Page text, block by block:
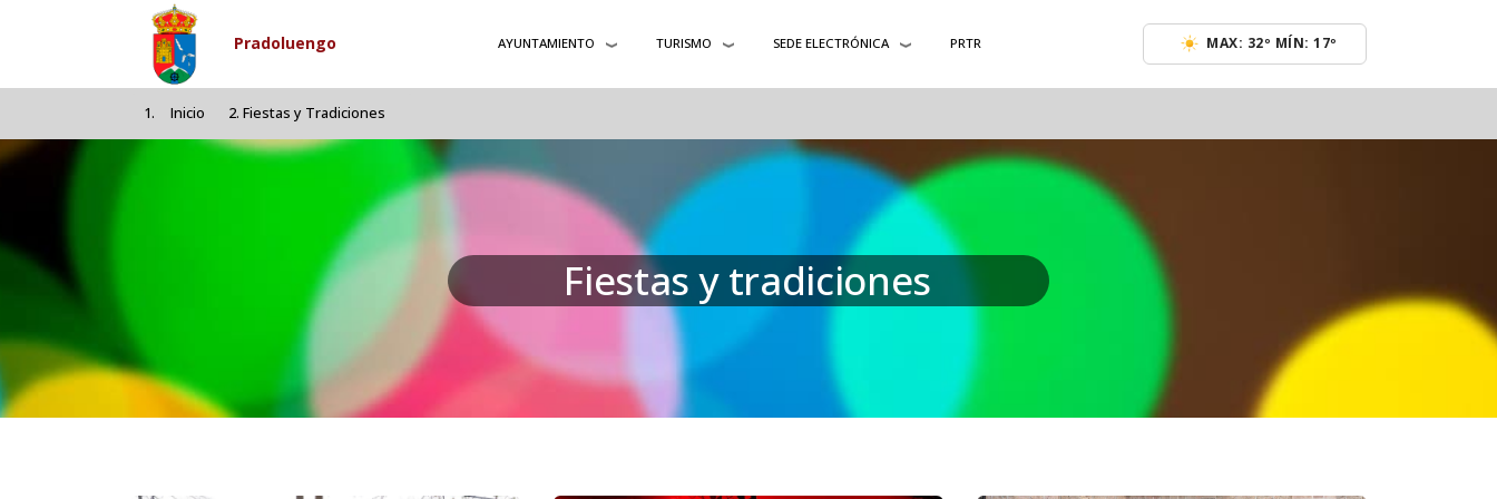
Pasar al contenido principal
Pradoluengo AYUNTAMIENTO TURISMO SEDE ELECTRÓNICA PRTR MAX: 32º MÍN: 17º
Inicio Fiestas y Tradiciones
Fiestas y tradiciones